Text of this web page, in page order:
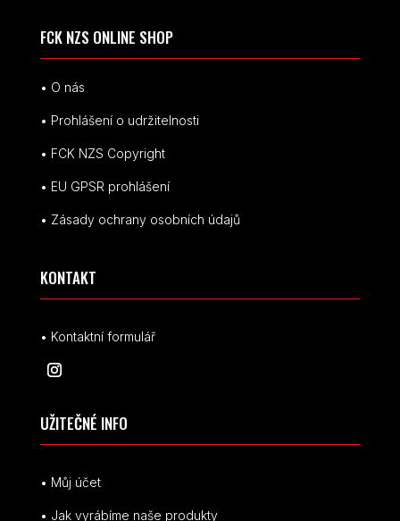
FCK NZS ONLINE SHOP
• O nás
• Prohlášení o udržitelnosti
• FCK NZS Copyright
• EU GPSR prohlášení
• Zásady ochrany osobních údajů
KONTAKT
• Kontaktní formulář
UŽITEČNÉ INFO
• Můj účet
• Jak vyrábíme naše produkty